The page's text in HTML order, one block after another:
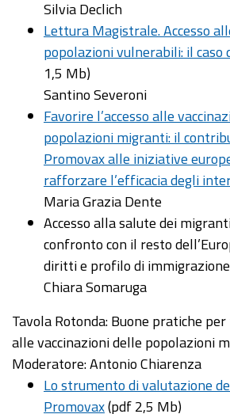
Silvia Declich
Lettura Magistrale. Accesso
popolazioni vulnerabili: il caso
1,5 Mb)
Santino Severoni
Favorire l’accesso alle
popolazioni migranti: il
Promovax alle iniziative
rafforzare l’efficacia degli
Maria Grazia Dente
Accesso alla salute dei
confronto con il resto
diritti e profilo di immigrazione
Chiara Somaruga
Tavola Rotonda: Buone pratiche per
alle vaccinazioni delle popolazioni
Moderatore: Antonio Chiarenza
Lo strumento di valutazione
Promovax(pdf 2,5 Mb)